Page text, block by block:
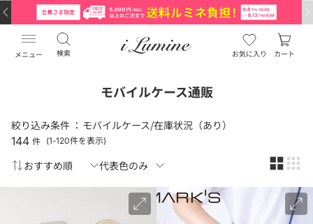
メニュー 検索 お気に入り カート
モバイルケース通販
絞り込み条件 ： モバイルケース/在庫状況（あり）
144 件 (1-120件を表示)